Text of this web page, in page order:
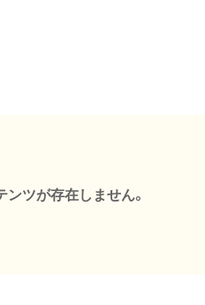
ツが存在しません。